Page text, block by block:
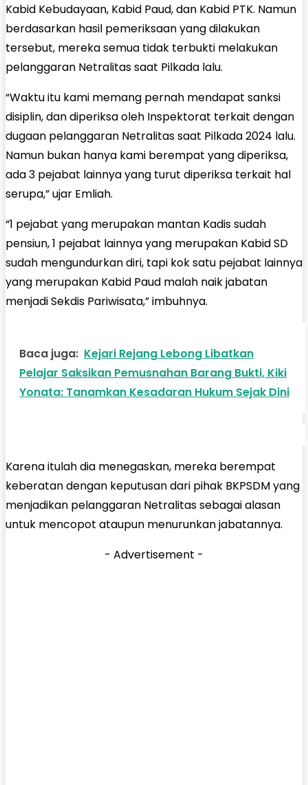
Kabid Kebudayaan, Kabid Paud, dan Kabid PTK. Namun
berdasarkan hasil pemeriksaan yang dilakukan
tersebut, mereka semua tidak terbukti melakukan
pelanggaran Netralitas saat Pilkada lalu.
“Waktu itu kami memang pernah mendapat sanksi
disiplin, dan diperiksa oleh Inspektorat terkait dengan
dugaan pelanggaran Netralitas saat Pilkada 2024 lalu.
Namun bukan hanya kami berempat yang diperiksa,
ada 3 pejabat lainnya yang turut diperiksa terkait hal
serupa,” ujar Emliah.
“1 pejabat yang merupakan mantan Kadis sudah
pensiun, 1 pejabat lainnya yang merupakan Kabid SD
sudah mengundurkan diri, tapi kok satu pejabat lainnya
yang merupakan Kabid Paud malah naik jabatan
menjadi Sekdis Pariwisata,” imbuhnya.
Baca juga: Kejari Rejang Lebong Libatkan
Pelajar Saksikan Pemusnahan Barang Bukti, Kiki
Yonata: Tanamkan Kesadaran Hukum Sejak Dini
Karena itulah dia menegaskan, mereka berempat
keberatan dengan keputusan dari pihak BKPSDM yang
menjadikan pelanggaran Netralitas sebagai alasan
untuk mencopot ataupun menurunkan jabatannya.
- Advertisement -